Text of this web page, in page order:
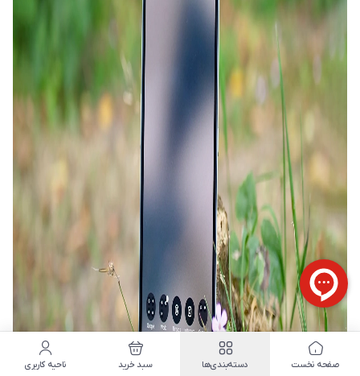
صفحه نخست دسته‌بندی‌ها سبد خرید ناحیه کاربری